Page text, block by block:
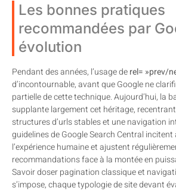
Les bonnes pratiques
recommandées par
évolution
Pendant des années, l’usage derel= »prev/
d’incontournable, avant que Google ne
partielle de cette technique. Aujourd’hui, la
supplante largement cet héritage,
structures d’urls stables et une navigation
guidelines de Google Search Central incitent
l’expérience humaine et ajustent
recommandations face à la montée en
Savoir doser pagination classique et
s’impose, chaque typologie de site devant